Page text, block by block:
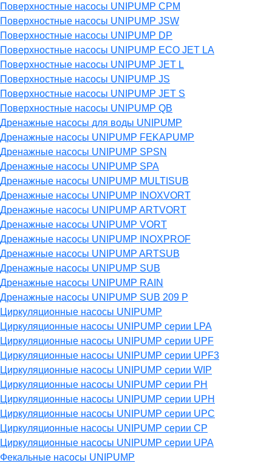
Поверхностные насосы UNIPUMP CPM
Поверхностные насосы UNIPUMP JSW
Поверхностные насосы UNIPUMP DP
Поверхностные насосы UNIPUMP ECO JET LA
Поверхностные насосы UNIPUMP JET L
Поверхностные насосы UNIPUMP JS
Поверхностные насосы UNIPUMP JET S
Поверхностные насосы UNIPUMP QB
Дренажные насосы для воды UNIPUMP
Дренажные насосы UNIPUMP FEKAPUMP
Дренажные насосы UNIPUMP SPSN
Дренажные насосы UNIPUMP SPA
Дренажные насосы UNIPUMP MULTISUB
Дренажные насосы UNIPUMP INOXVORT
Дренажные насосы UNIPUMP ARTVORT
Дренажные насосы UNIPUMP VORT
Дренажные насосы UNIPUMP INOXPROF
Дренажные насосы UNIPUMP ARTSUB
Дренажные насосы UNIPUMP SUB
Дренажные насосы UNIPUMP RAIN
Дренажные насосы UNIPUMP SUB 209 P
Циркуляционные насосы UNIPUMP
Циркуляционные насосы UNIPUMP серии LPA
Циркуляционные насосы UNIPUMP серии UPF
Циркуляционные насосы UNIPUMP серии UPF3
Циркуляционные насосы UNIPUMP серии WIP
Циркуляционные насосы UNIPUMP серии PH
Циркуляционные насосы UNIPUMP серии UPH
Циркуляционные насосы UNIPUMP серии UPC
Циркуляционные насосы UNIPUMP серии CP
Циркуляционные насосы UNIPUMP серии UPA
Фекальные насосы UNIPUMP